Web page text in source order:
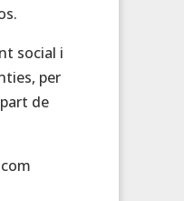
social i
per
de